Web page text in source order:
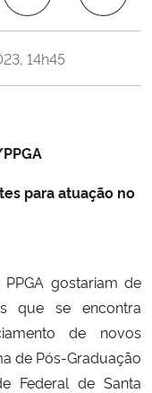
14h45
para atuação no
gostariam de
que se encontra
de novos
de Pós-Graduação
Federal de Santa